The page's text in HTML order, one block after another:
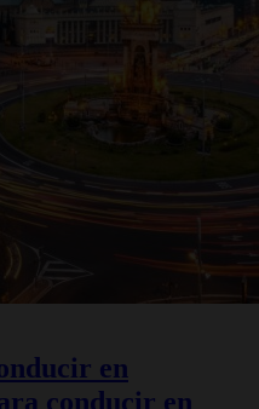
en
conducir en